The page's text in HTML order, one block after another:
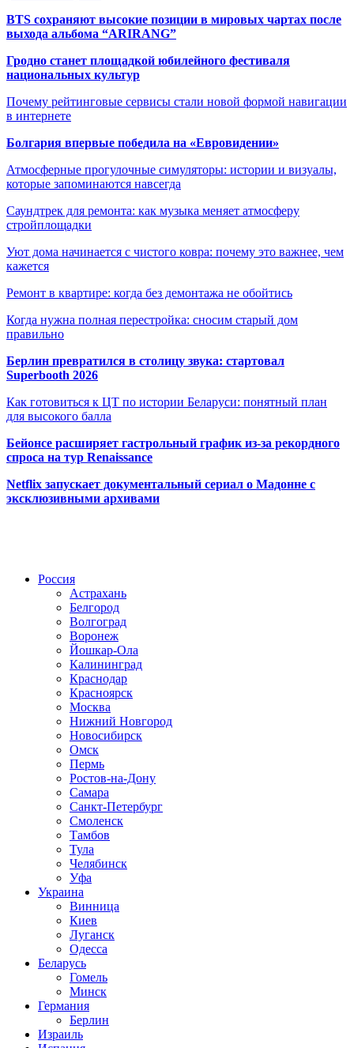
BTS сохраняют высокие позиции в мировых чартах после
выхода альбома “ARIRANG”
Гродно станет площадкой юбилейного фестиваля
национальных культур
Почему рейтинговые сервисы стали новой формой навигации
в интернете
Болгария впервые победила на «Евровидении»
Атмосферные прогулочные симуляторы: истории и визуалы,
которые запоминаются навсегда
Саундтрек для ремонта: как музыка меняет атмосферу
стройплощадки
Уют дома начинается с чистого ковра: почему это важнее, чем
кажется
Ремонт в квартире: когда без демонтажа не обойтись
Когда нужна полная перестройка: сносим старый дом
правильно
Берлин превратился в столицу звука: стартовал
Superbooth 2026
Как готовиться к ЦТ по истории Беларуси: понятный план
для высокого балла
Бейонсе расширяет гастрольный график из-за рекордного
спроса на тур Renaissance
Netflix запускает документальный сериал о Мадонне с
эксклюзивными архивами
Россия
Астрахань
Белгород
Волгоград
Воронеж
Йошкар-Ола
Калининград
Краснодар
Красноярск
Москва
Нижний Новгород
Новосибирск
Омск
Пермь
Ростов-на-Дону
Самара
Санкт-Петербург
Смоленск
Тамбов
Тула
Челябинск
Уфа
Украина
Винница
Киев
Луганск
Одесса
Беларусь
Гомель
Минск
Германия
Берлин
Израиль